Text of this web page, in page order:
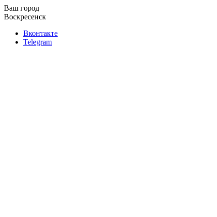
Ваш город
Воскресенск
Вконтакте
Telegram